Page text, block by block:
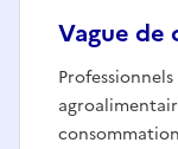
Vague de